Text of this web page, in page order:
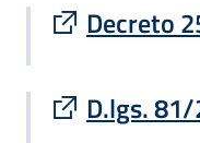
Decreto
Sito esterno
D.lgs.
Sito esterno